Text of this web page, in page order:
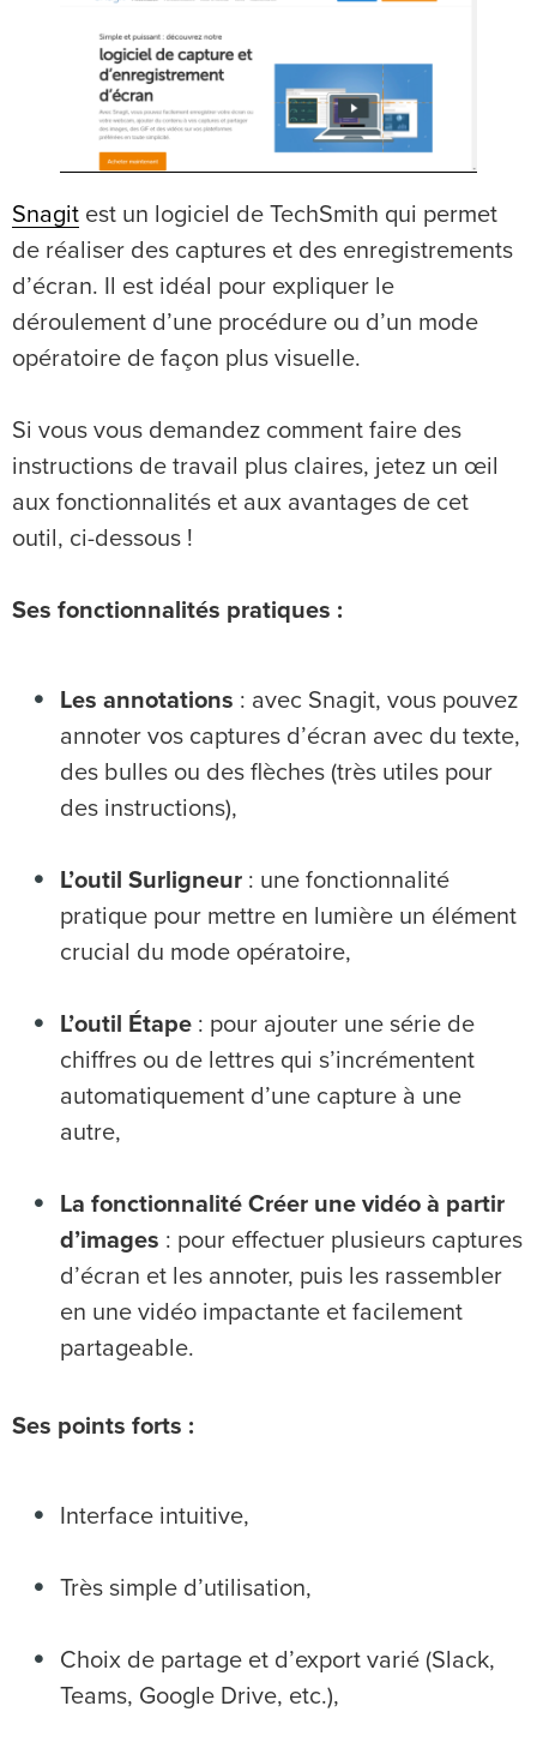
Snagit est un logiciel de TechSmith qui permet
de réaliser des captures et des enregistrements
d’écran. Il est idéal pour expliquer le
déroulement d’une procédure ou d’un mode
opératoire de façon plus visuelle.
Si vous vous demandez comment faire des
instructions de travail plus claires, jetez un œil
aux fonctionnalités et aux avantages de cet
outil, ci-dessous !
Ses fonctionnalités pratiques :
Les annotations : avec Snagit, vous pouvez
annoter vos captures d’écran avec du texte,
des bulles ou des flèches (très utiles pour
des instructions),
L’outil Surligneur : une fonctionnalité
pratique pour mettre en lumière un élément
crucial du mode opératoire,
L’outil Étape : pour ajouter une série de
chiffres ou de lettres qui s’incrémentent
automatiquement d’une capture à une
autre,
La fonctionnalité Créer une vidéo à partir
d’images : pour effectuer plusieurs captures
d’écran et les annoter, puis les rassembler
en une vidéo impactante et facilement
partageable.
Ses points forts :
Interface intuitive,
Très simple d’utilisation,
Choix de partage et d’export varié (Slack,
Teams, Google Drive, etc.),